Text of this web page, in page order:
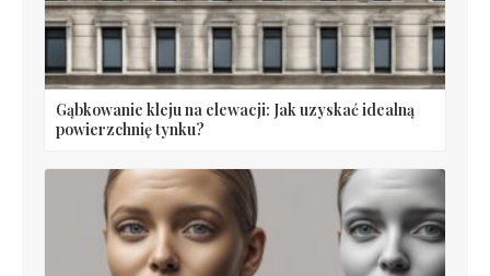
Gąbkowanie kleju na elewacji: Jak uzyskać idealną
powierzchnię tynku?